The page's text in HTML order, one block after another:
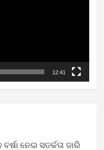
12:41
ନେଇ ସତର୍କତା ଜାରି